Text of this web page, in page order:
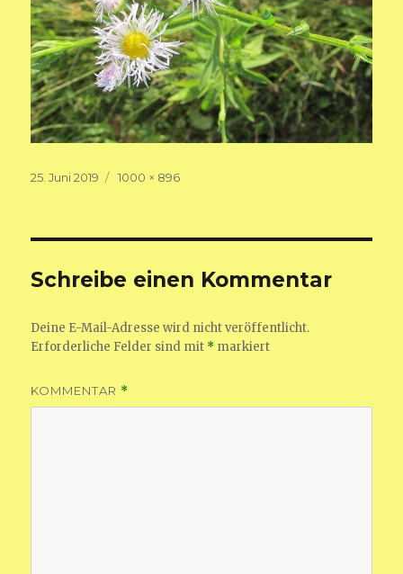
Veröffentlicht
25. Juni 2019
Volle
1000 × 896
Schreibe einen Kommentar
Deine E-Mail-Adresse wird nicht veröffentlicht.
Erforderliche Felder sind mit * markiert
KOMMENTAR *